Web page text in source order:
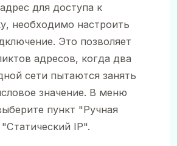
для доступа к
необходимо настроить
Это позволяет
адресов, когда два
сети пытаются занять
значение. В меню
пункт "Ручная
IP".